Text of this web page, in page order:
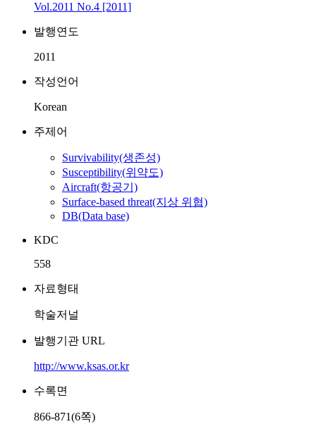
Vol.2011 No.4 [2011]
발행연도
2011
작성언어
Korean
주제어
Survivability(생존성)
Susceptibility(위약도)
Aircraft(항공기)
Surface-based threat(지상 위협)
DB(Data base)
KDC
558
자료형태
학술저널
발행기관 URL
http://www.ksas.or.kr
수록면
866-871(6쪽)